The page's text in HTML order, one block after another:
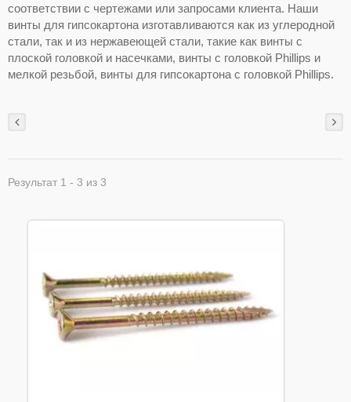
соответствии с чертежами или запросами клиента. Наши
винты для гипсокартона изготавливаются как из углеродной
стали, так и из нержавеющей стали, такие как винты с
плоской головкой и насечками, винты с головкой Phillips и
мелкой резьбой, винты для гипсокартона с головкой Phillips.
Результат 1 - 3 из 3